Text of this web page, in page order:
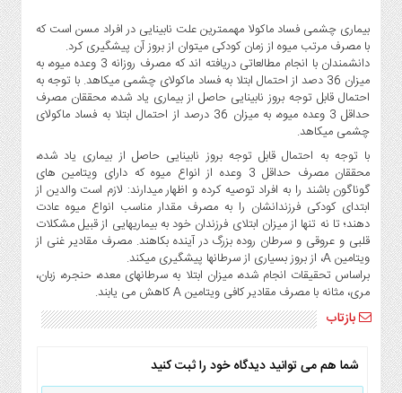
آپ
و
فن
آوری
بانک
،
بیمه
و
ارز
دیجیتال
کشاورزی
و
صنایع
غذایی
و
بین
الملل
بیماری چشمی فساد ماکولا مهممترین علت نابینایی در افراد مسن است که
با مصرف مرتب میوه از زمان کودکی میتوان از بروز آن پیشگیری کرد.
دانشمندان با انجام مطالعاتی دریافته اند که مصرف روزانه 3 وعده میوه، به
میزان 36 دصد از احتمال ابتلا به فساد ماکولای چشمی میکاهد. با توجه به
احتمال قابل توجه بروز نابینایی حاصل از بیماری یاد شده، محققان مصرف
حداقل 3 وعده میوه، به میزان 36 درصد از احتمال ابتلا به فساد ماکولای
چشمی میکاهد.
با توجه به احتمال قابل توجه بروز نابینایی حاصل از بیماری یاد شده،
محققان مصرف حداقل 3 وعده از انواع میوه که دارای ویتامین های
گوناگون باشند را به افراد توصیه کرده و اظهار میدارند: لازم است والدین از
ابتدای کودکی فرزندانشان را به مصرف مقدار مناسب انواع میوه عادت
دهند؛ تا نه تنها از میزان ابتلای فرزندان خود به بیماریهایی از قبیل مشکلات
قلبی و عروقی و سرطان روده بزرگ در آینده بکاهند. مصرف مقادیر غنی از
ویتامین A، از بروز بسیاری از سرطانها پیشگیری میکند.
براساس تحقیقات انجام شده، میزان ابتلا به سرطانهای معده، حنجره، زبان،
مری، مثانه با مصرف مقادیر کافی ویتامین A کاهش می یابند.
بازتاب
شما هم می توانید دیدگاه خود را ثبت کنید